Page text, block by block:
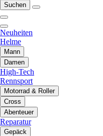
Suchen
Neuheiten
Helme
Mann
Damen
High-Tech
Rennsport
Motorrad & Roller
Cross
Abenteuer
Reparatur
Gepäck